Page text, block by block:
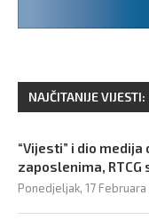
NAJČITANIJE VIJESTI:
“Vijesti” i dio
zaposlenima,
Ponedjeljak, 17